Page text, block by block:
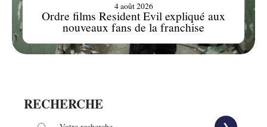
Ordre films Resident Evil expliqué aux
nouveaux fans de la franchise
4 août 2026
RECHERCHE